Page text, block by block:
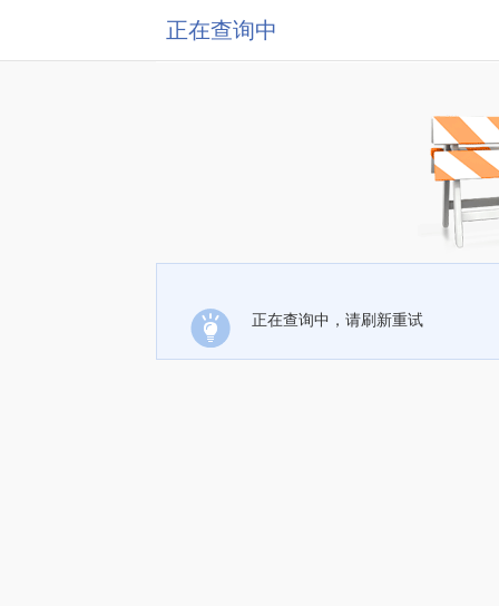
正在查询中
正在查询中，请刷新重试